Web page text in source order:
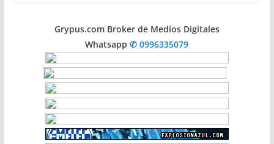
Grypus.com Broker de Medios Digitales
Whatsapp✆ 0996335079